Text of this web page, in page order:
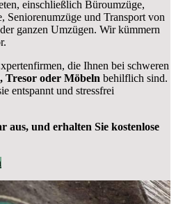
einschließlich Büroumzüge,
Seniorenumzüge und Transport von
ganzen Umzügen. Wir kümmern
die Ihnen bei schweren
Tresor oder Möbeln behilflich sind.
entspannt und stressfrei
aus, und erhalten Sie kostenlose